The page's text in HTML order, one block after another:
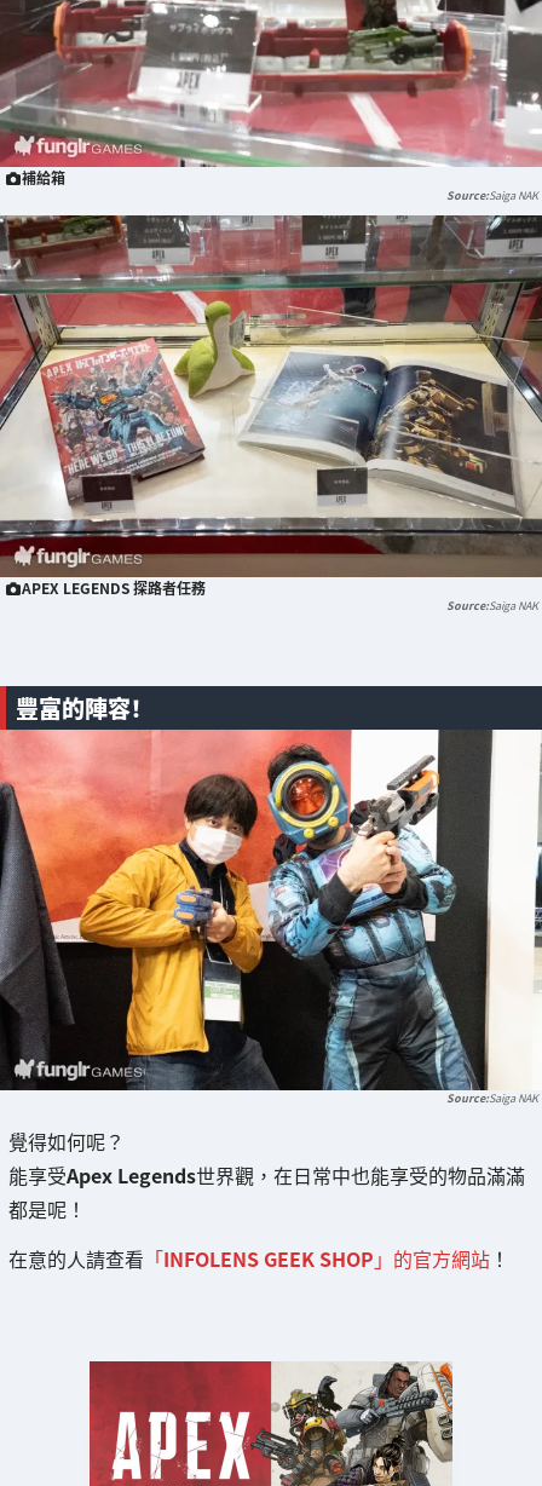
補給箱
Saiga NAK
APEX LEGENDS 探路者任務
Saiga NAK
豐富的陣容！
Saiga NAK
覺得如何呢？
能享受Apex Legends世界觀，在日常中也能享受的物品滿滿
都是呢！
在意的人請查看 「INFOLENS GEEK SHOP 」的官方網站 ！